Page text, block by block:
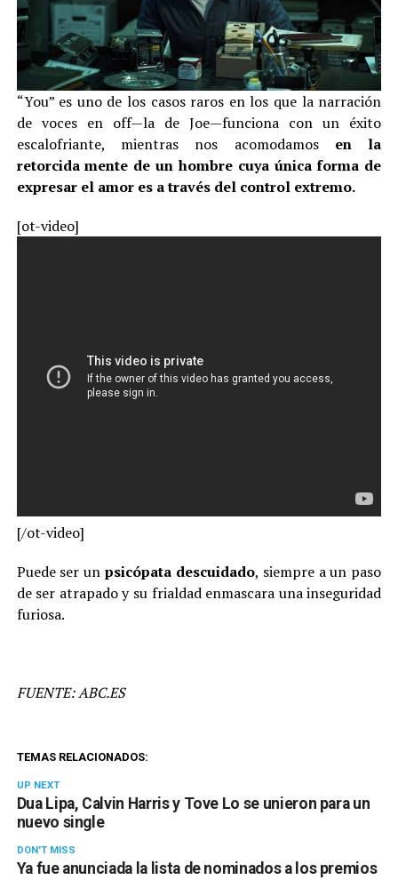
“You” es uno de los casos raros en los que la narración
de voces en off—la de Joe—funciona con un éxito
escalofriante, mientras nos acomodamosen la
retorcida mente de un hombre cuya única forma de
expresar el amor es a través del control extremo.
[ot-video]
[/ot-video]
Puede ser unpsicópata descuidado, siempre a un paso
de ser atrapado y su frialdad enmascara una inseguridad
furiosa.
FUENTE: ABC.ES
TEMAS RELACIONADOS:
UP NEXT
Dua Lipa, Calvin Harris y Tove Lo se unieron para un
nuevo single
DON'T MISS
Ya fue anunciada la lista de nominados a los premios